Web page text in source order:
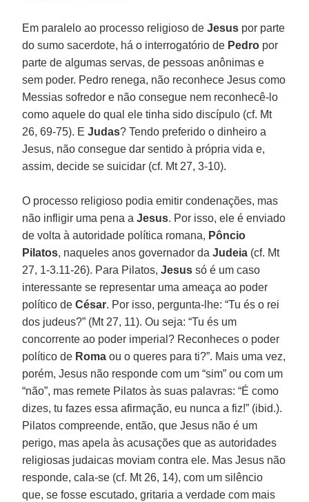
Em paralelo ao processo religioso deJesus por parte
do sumo sacerdote, há o interrogatório de Pedro por
parte de algumas servas, de pessoas anônimas e
sem poder. Pedro renega, não reconhece Jesus como
Messias sofredor e não consegue nem reconhecê-lo
como aquele do qual ele tinha sido discípulo (cf. Mt
26, 69-75). EJudas? Tendo preferido o dinheiro a
Jesus, não consegue dar sentido à própria vida e,
assim, decide se suicidar (cf. Mt 27, 3-10).
O processo religioso podia emitir condenações, mas
não infligir uma pena aJesus. Por isso, ele é enviado
de volta à autoridade política romana, Pôncio
Pilatos, naqueles anos governador daJudeia (cf. Mt
27, 1-3.11-26). Para Pilatos,Jesus só é um caso
interessante se representar uma ameaça ao poder
político deCésar. Por isso, pergunta-lhe: “Tu és o rei
dos judeus?” (Mt 27, 11). Ou seja: “Tu és um
concorrente ao poder imperial? Reconheces o poder
político de Roma ou o queres para ti?”. Mais uma vez,
porém, Jesus não responde com um “sim” ou com um
“não”, mas remete Pilatos às suas palavras: “É como
dizes, tu fazes essa afirmação, eu nunca a fiz!” (ibid.).
Pilatos compreende, então, que Jesus não é um
perigo, mas apela às acusações que as autoridades
religiosas judaicas moviam contra ele. Mas Jesus não
responde, cala-se (cf. Mt 26, 14), com um silêncio
que, se fosse escutado, gritaria a verdade com mais